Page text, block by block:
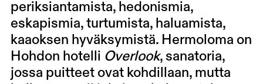
periksiantamista, hedonismia,
eskapismia, turtumista, haluamista,
kaaoksen hyväksymistä. Hermoloma on
Hohdon hotelli Overlook, sanatoria,
jossa puitteet ovat kohdillaan, mutta